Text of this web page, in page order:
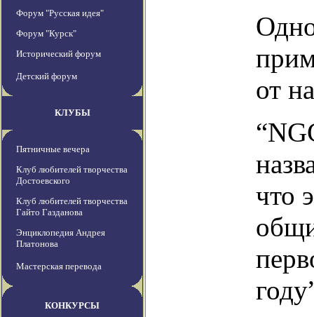
Форум "Русская идея"
Форум "Курск"
Исторический форум
Детский форум
КЛУБЫ
Пятничные вечера
Клуб любителей творчества
Достоевского
Клуб любителей творчества
Гайто Газданова
Энциклопедия Андрея
Платонова
Мастерская перевода
КОНКУРСЫ
от
что